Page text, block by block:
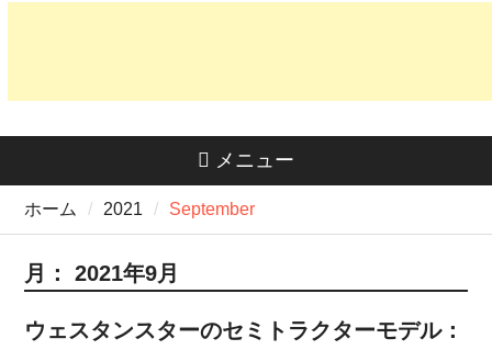
メニュー
ホーム 2021 September
月： 2021年9月
ウェスタンスターのセミトラクターモデル：